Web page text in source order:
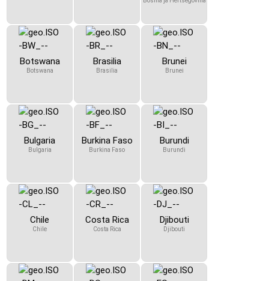
Botswana
Botswana
Brasilia
Brasilia
Brunei
Brunei
Bulgaria
Bulgaria
Burkina Faso
Burkina Faso
Burundi
Burundi
Chile
Chile
Costa Rica
Costa Rica
Djibouti
Djibouti